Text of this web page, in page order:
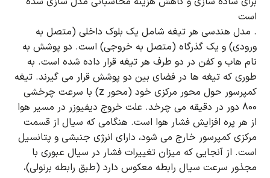
است
. مدل هندسی هر تیغه شامل یک بلوک داخلی (متصل به
ورودی) و یک گذرگاه (متصل به خروجی) است. دو پوشش به
نام هاب و کفن در دو طرف هر تیغه قرار داده شده است. به
طوری که تیغه ها در فضای بین دو پوشش قرار می گیرند. تیغه
کمپرسور حول محور مرکزی خود (محور z) با سرعت چرخشی
800 دور در دقیقه می چرخد.
علت خروج دیفیوزر در مسیر هوا
از هر پره افزایش فشار هوا است. هنگامی که سیال از قسمت
مرکزی کمپرسور خارج می شود، دارای انرژی جنبشی و پتانسیل
است. از آنجایی که میزان تغییرات فشار در سیال عبوری با
مجذور سرعت سیال رابطه معکوس دارد (طبق رابطه برنولی)،